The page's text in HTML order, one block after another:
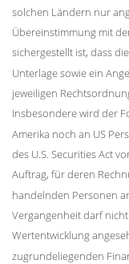
solchen Ländern nur
Übereinstimmung mit
sichergestellt ist, dass
Unterlage sowie ein
jeweiligen
Insbesondere wird der
Amerika noch an US
des U.S. Securities Act
Auftrag, für deren
handelnden Personen
Vergangenheit darf
Wertentwicklung
zugrundeliegenden